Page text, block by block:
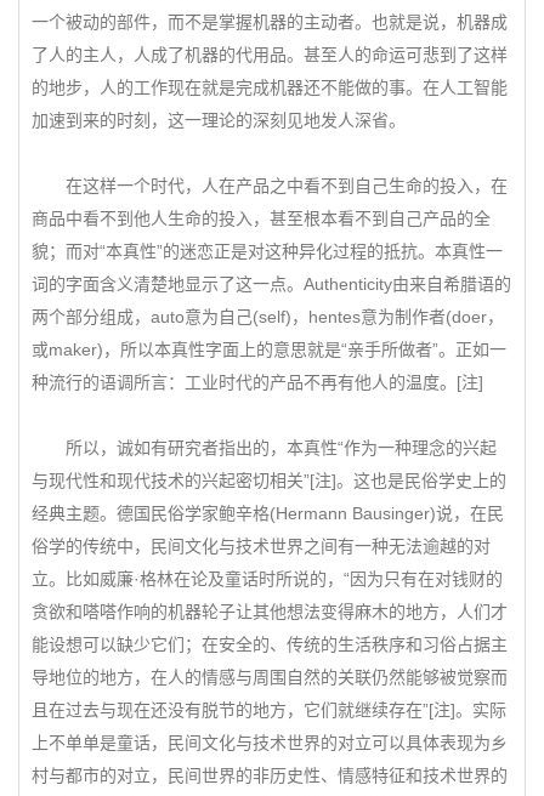
一个被动的部件，而不是掌握机器的主动者。也就是说，机器成
了人的主人，人成了机器的代用品。甚至人的命运可悲到了这样
的地步，人的工作现在就是完成机器还不能做的事。在人工智能
加速到来的时刻，这一理论的深刻见地发人深省。
在这样一个时代，人在产品之中看不到自己生命的投入，在
商品中看不到他人生命的投入，甚至根本看不到自己产品的全
貌；而对“本真性”的迷恋正是对这种异化过程的抵抗。本真性一
词的字面含义清楚地显示了这一点。Authenticity由来自希腊语的
两个部分组成，auto意为自己(self)，hentes意为制作者(doer，
或maker)，所以本真性字面上的意思就是“亲手所做者”。正如一
种流行的语调所言：工业时代的产品不再有他人的温度。[注]
所以，诚如有研究者指出的，本真性“作为一种理念的兴起
与现代性和现代技术的兴起密切相关”[注]。这也是民俗学史上的
经典主题。德国民俗学家鲍辛格(Hermann Bausinger)说，在民
俗学的传统中，民间文化与技术世界之间有一种无法逾越的对
立。比如威廉·格林在论及童话时所说的，“因为只有在对钱财的
贪欲和嗒嗒作响的机器轮子让其他想法变得麻木的地方，人们才
能设想可以缺少它们；在安全的、传统的生活秩序和习俗占据主
导地位的地方，在人的情感与周围自然的关联仍然能够被觉察而
且在过去与现在还没有脱节的地方，它们就继续存在”[注]。实际
上不单单是童话，民间文化与技术世界的对立可以具体表现为乡
村与都市的对立，民间世界的非历史性、情感特征和技术世界的